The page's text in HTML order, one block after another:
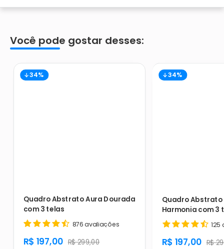
Você pode gostar desses:
34%
Quadro Abstrato Aura Dourada
com 3 telas
876 avaliações
product.general.sale_price
R$ 197,00 product.general.regular_price
R$ 299,00
34%
Quadro Abstrato
Harmonia com 3
125
R$ 197,00 R$